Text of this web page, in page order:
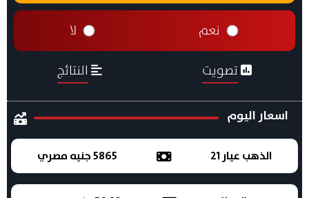
نعم لا
تصويت النتائج
اسعار اليوم
الذهب عيار 21 5865 جنيه مصري